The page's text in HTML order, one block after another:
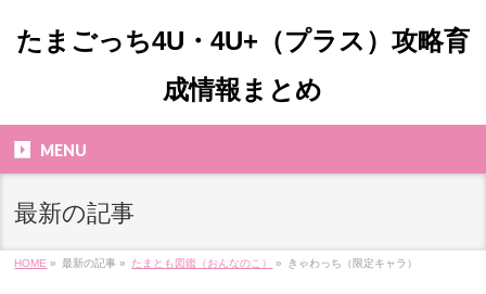
たまごっち4U・4U+（プラス）攻略育
成情報まとめ
MENU
最新の記事
HOME » 最新の記事 » たまとも図鑑（おんなのこ） » きゃわっち（限定キャラ）